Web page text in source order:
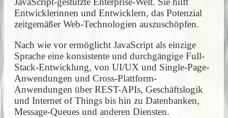
Entwicklerinnen und Entwicklern, das Potenzial
zeitgemäßer Web-Technologien auszuschöpfen.
Nach wie vor ermöglicht JavaScript als einzige
Sprache eine konsistente und durchgängige Full-
Stack-Entwicklung, von UI/UX und Single-Page-
Anwendungen und Cross-Plattform-
Anwendungen über REST-APIs, Geschäftslogik
und Internet of Things bis hin zu Datenbanken,
Message-Queues und anderen Diensten.